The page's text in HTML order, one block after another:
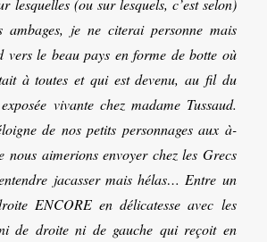
lesquelles (ou sur lesquels, c’est selon)
je ne citerai personne mais
vers le beau pays en forme de botte où
à toutes et qui est devenu, au fil du
vivante chez madame Tussaud.
de nos petits personnages aux à-
nous aimerions envoyer chez les Grecs
jacasser mais hélas… Entre un
ENCORE en délicatesse avec les
de droite ni de gauche qui reçoit en